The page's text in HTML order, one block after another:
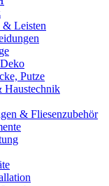
& Leisten
Putze
Haustechnik
& Fliesenzubehör